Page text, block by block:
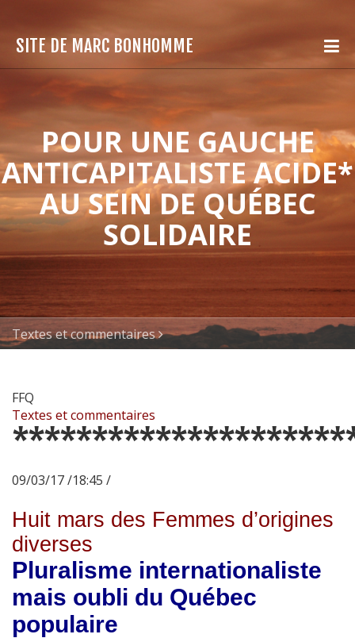
SITE DE MARC BONHOMME
POUR UNE GAUCHE
ANTICAPITALISTE ACIDE*
AU SEIN DE QUÉBEC
SOLIDAIRE
Textes et commentaires
FFQ
Textes et commentaires
09/03/17 /18:45 /
Huit mars des Femmes d’origines
diverses
Pluralisme internationaliste
mais oubli du Québec
populaire